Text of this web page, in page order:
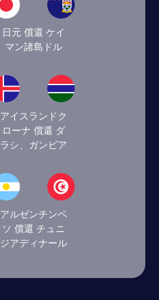
日元 償還 ケイ
マン諸島ドル
アイスランドク
ローナ 償還 ダ
ラシ、ガンビア
アルゼンチンペ
ソ 償還 チュニ
ジアディナール